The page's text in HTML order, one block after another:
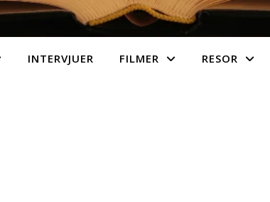
INTERVJUER FILMER RESOR